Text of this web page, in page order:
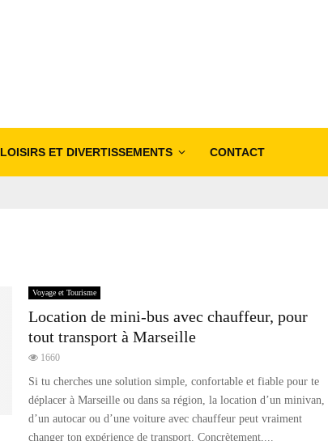
LOISIRS ET DIVERTISSEMENTS CONTACT
Voyage et Tourisme
Location de mini-bus avec chauffeur, pour
tout transport à Marseille
1660
Si tu cherches une solution simple, confortable et fiable pour te
déplacer à Marseille ou dans sa région, la location d’un minivan,
d’un autocar ou d’une voiture avec chauffeur peut vraiment
changer ton expérience de transport. Concrètement,...